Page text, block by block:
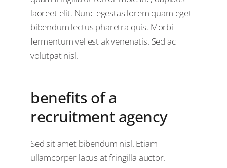
laoreet elit. Nunc egestas lorem quam eget
bibendum lectus pharetra quis. Morbi
fermentum vel est ak venenatis. Sed ac
volutpat nisl.
benefits of a
recruitment agency
Sed sit amet bibendum nisl. Etiam
ullamcorper lacus at fringilla auctor.